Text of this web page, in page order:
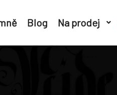
Blog Na prodej